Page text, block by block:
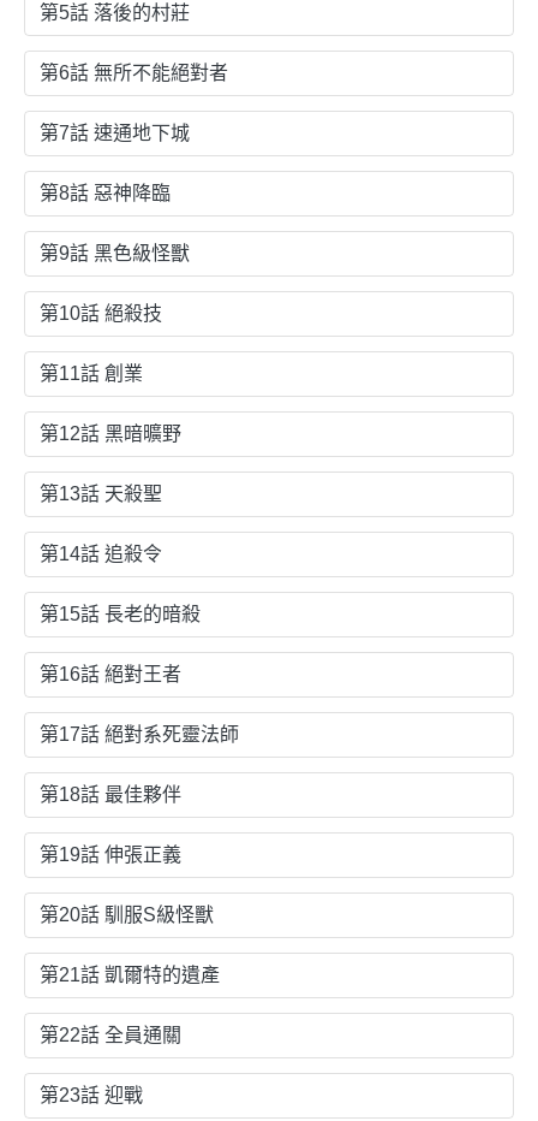
第5話 落後的村莊
第6話 無所不能絕對者
第7話 速通地下城
第8話 惡神降臨
第9話 黑色級怪獸
第10話 絕殺技
第11話 創業
第12話 黑暗曠野
第13話 天殺聖
第14話 追殺令
第15話 長老的暗殺
第16話 絕對王者
第17話 絕對系死靈法師
第18話 最佳夥伴
第19話 伸張正義
第20話 馴服S級怪獸
第21話 凱爾特的遺產
第22話 全員通關
第23話 迎戰